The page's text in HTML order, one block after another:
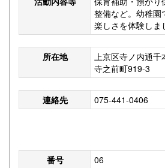
整備など。幼稚園
楽しさを体験しま
所在地
上京区寺ノ内通千
寺之前町919-3
連絡先 075-441-0406
番号
06